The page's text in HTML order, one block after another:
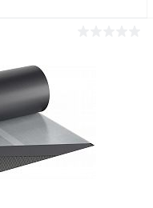
Сравнение
Под заказ